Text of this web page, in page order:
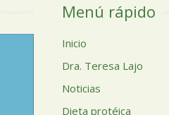
Menú rápido
Inicio
Dra. Teresa Lajo
Noticias
Dieta protéica